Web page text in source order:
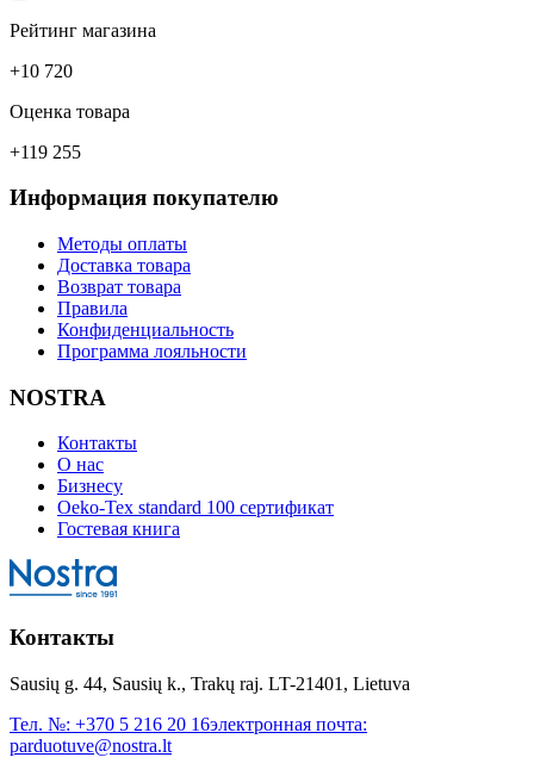
Рейтинг магазина
+10 720
Оценка товара
+119 255
Информация покупателю
Методы оплаты
Доставка товара
Возврат товара
Правила
Конфиденциальность
Программа лояльности
NOSTRA
Контакты
О нас
Бизнесу
Oeko-Tex standard 100 сертификат
Гостевая книга
Контакты
Sausių g. 44, Sausių k., Trakų raj. LT-21401, Lietuva
Тел. №: +370 5 216 20 16электронная почта:
parduotuve@nostra.lt